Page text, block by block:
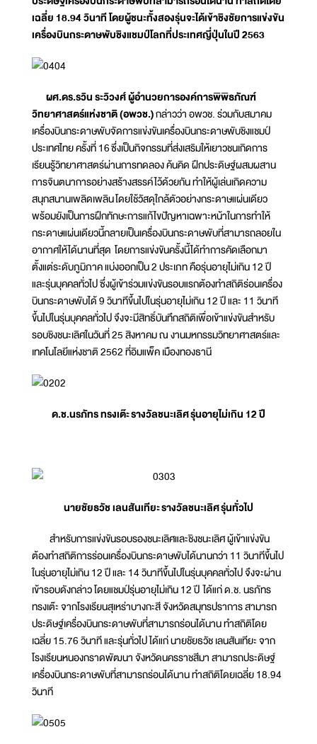
เฉลี่ย 18.94 วินาที โดยผู้ชนะทั้งสองรุ่นจะได้เข้าชิงชัยการแข่งขัน
เครื่องบินกระดาษพับชิงแชมป์โลกที่ประเทศญี่ปุ่นในปี 2563
ผศ.ดร.รวิน ระวิวงศ์ ผู้อำนวยการองค์การพิพิธภัณฑ์
วิทยาศาสตร์แห่งชาติ (อพวช.)กล่าวว่า อพวช. ร่วมกับสมาคม
เครื่องบินกระดาษพับจัดการแข่งขันเครื่องบินกระดาษพับชิงแชมป์
ประเทศไทย ครั้งที่ 16 ซึ่งเป็นกิจกรรมที่ส่งเสริมให้เยาวชนเกิดการ
เรียนรู้วิทยาศาสตร์ผ่านการทดลอง ค้นคิด ฝึกประดิษฐ์ผสมผสาน
การจินตนาการอย่างสร้างสรรค์ไว้ด้วยกัน ทำให้ผู้เล่นเกิดความ
สนุกสนานเพลิดเพลิน โดยใช้วัสดุใกล้ตัวอย่างกระดาษแผ่นเดียว
พร้อมยังเป็นการฝึกทักษะการแก้ไขปัญหาเฉพาะหน้าในการทำให้
กระดาษแผ่นเดียวนี้กลายเป็นเครื่องบินกระดาษพับที่สามารถลอยใน
อากาศให้ได้นานที่สุด โดยการแข่งขันครั้งนี้ได้ทำการคัดเลือกมา
ตั้งแต่ระดับภูมิภาค แบ่งออกเป็น 2 ประเภท คือรุ่นอายุไม่เกิน 12 ปี
และรุ่นบุคคลทั่วไป ซึ่งผู้เข้าร่วมแข่งขันรอบแรกต้องทำสถิติร่อนเครื่อง
บินกระดาษพับได้ 9 วินาทีขึ้นไปในรุ่นอายุไม่เกิน 12 ปี และ 11 วินาที
ขึ้นไปในรุ่นบุคคลทั่วไป จึงจะมีสิทธิ์บันทึกสถิติเพื่อเข้าแข่งขันสำหรับ
รอบชิงชนะเลิศในวันที่ 25 สิงหาคม ณ งานมหกรรมวิทยาศาสตร์และ
เทคโนโลยีแห่งชาติ 2562 ที่อิมแพ็ค เมืองทองธานี
ด.ช.นรภัทร ทรงเต๊ะรางวัลชนะเลิศรุ่นอายุไม่เกิน 12 ปี
นายชัยธวัช เลนสันเทียะรางวัลชนะเลิศรุ่นทั่วไป
สำหรับการแข่งขันรอบรองชนะเลิศและชิงชนะเลิศ ผู้เข้าแข่งขัน
ต้องทำสถิติการร่อนเครื่องบินกระดาษพับได้นานกว่า 11 วินาทีขึ้นไป
ในรุ่นอายุไม่เกิน 12 ปี และ 14 วินาทีขึ้นไปในรุ่นบุคคลทั่วไป จึงจะผ่าน
เข้ารอบดังกล่าว โดยแชมป์รุ่นอายุไม่เกิน 12 ปี ได้แก่ ด.ช. นรภัทร
ทรงเต๊ะ จากโรงเรียนสุเหร่าบางกะสี จังหวัดสมุทรปราการ สามารถ
ประดิษฐ์เครื่องบินกระดาษพับที่สามารถร่อนได้นาน ทำสถิติโดย
เฉลี่ย 15.76 วินาที และรุ่นทั่วไป ได้แก่ นายชัยธวัช เลนสันเทียะ จาก
โรงเรียนหนองกราดพัฒนา จังหวัดนครราชสีมา สามารถประดิษฐ์
เครื่องบินกระดาษพับที่สามารถร่อนได้นาน ทำสถิติโดยเฉลี่ย 18.94
วินาที